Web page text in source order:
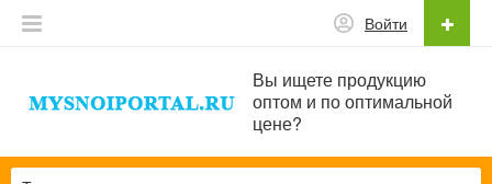
Вы ищете продукцию
оптом и по оптимальной
цене?
Войти